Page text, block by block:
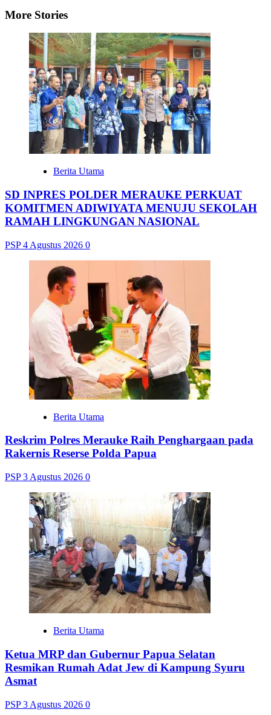
More Stories
Berita Utama
SD INPRES POLDER MERAUKE PERKUAT
KOMITMEN ADIWIYATA MENUJU SEKOLAH
RAMAH LINGKUNGAN NASIONAL
PSP4 Agustus 2026 0
Berita Utama
Reskrim Polres Merauke Raih Penghargaan pada
Rakernis Reserse Polda Papua
PSP3 Agustus 2026 0
Berita Utama
Ketua MRP dan Gubernur Papua Selatan
Resmikan Rumah Adat Jew di Kampung Syuru
Asmat
PSP3 Agustus 2026 0